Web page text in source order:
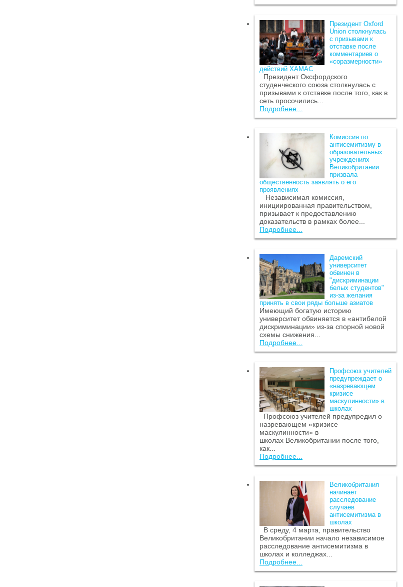
Президент Oxford
Union столкнулась
с призывами к
отставке после
комментариев о
«соразмерности»
действий ХАМАС
Президент Оксфордского
студенческого союза столкнулась с
призывами к отставке после того, как в
сеть просочились...
Подробнее...
Комиссия по
антисемитизму в
образовательных
учреждениях
Великобритании
призвала
общественность заявлять о его
проявлениях
Независимая комиссия,
инициированная правительством,
призывает к предоставлению
доказательств в рамках более...
Подробнее...
Даремский
университет
обвинен в
"дискриминации
белых студентов"
из-за желания
принять в свои ряды больше азиатов
Имеющий богатую историю
университет обвиняется в «антибелой
дискриминации» из-за спорной новой
схемы снижения...
Подробнее...
Профсоюз учителей
предупреждает о
«назревающем
кризисе
маскулинности» в
школах
Профсоюз учителей предупредил о
назревающем «кризисе
маскулинности» в
школах Великобритании после того,
как...
Подробнее...
Великобритания
начинает
расследование
случаев
антисемитизма в
школах
В среду, 4 марта, правительство
Великобритании начало независимое
расследование антисемитизма в
школах и колледжах...
Подробнее...